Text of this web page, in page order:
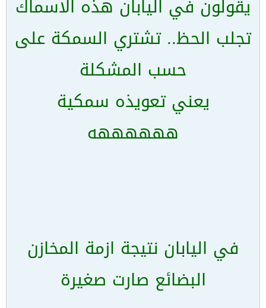
يقولون في اليابان هذه الاسماك
تجلب الحظ.. تشتري السمكة على
حسب المشكلة
يعني تعويذه سمكية
ههههههه
في اليابان نتيجة ازمة المخازن
البضائع صارت صغيرة